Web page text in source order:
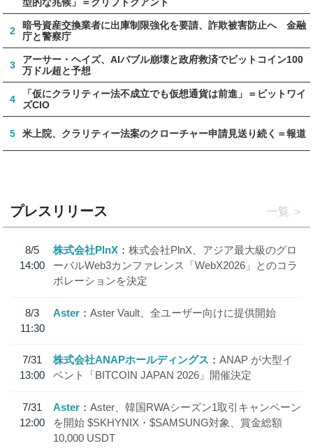
型的な兆候」＝クリプトクアント
2
暗号資産交換業者に出庫制限強化を要請、詐欺被害防止へ 金融
庁と警察庁
3
アーサー・ヘイズ、AIバブル崩壊と政府救済でビットコイン100
万ドル超と予想
4
「仮にクラリティー法不成立でも仮想通貨は前進」＝ビットワイ
ズCIO
5 米上院、クラリティー法案のクローチャー申請見送り続く＝報道
プレスリリース 一覧
8/5
14:00
株式会社PlnX
株式会社PlnX、アジア最大級のグロ
ーバルWeb3カンファレンス「WebX2026」とのコラ
ボレーションを決定
8/3
11:30
Aster Aster Vault、全ユーザー向けに提供開始
7/31
13:00
株式会社ANAPホールディングス
ANAP が大型イ
ベント「BITCOIN JAPAN 2026」開催決定
7/31
12:00
Aster
Aster、韓国RWAシーズン1取引キャンペーン
を開始 $SKHYNIX・$SAMSUNG対象、賞金総額
10,000 USDT